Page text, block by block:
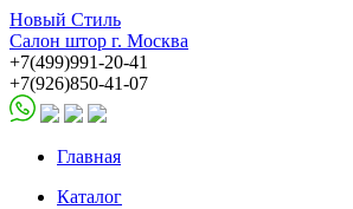
Новый Стиль
Салон штор г. Москва
+7(499)991-20-41
+7(926)850-41-07
Главная
Каталог